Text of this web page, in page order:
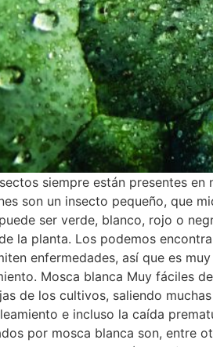
siempre están presentes
son un insecto pequeño, que
ser verde, blanco, rojo o
la planta. Los podemos
enfermedades, así que es
Mosca blanca Muy fáciles
de los cultivos, saliendo
e incluso la caída
por mosca blanca son, entre